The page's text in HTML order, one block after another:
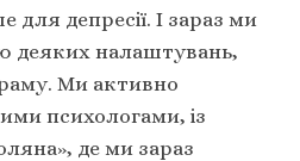
для депресії. І зараз ми
деяких налаштувань,
Ми активно
психологами, із
де ми зараз